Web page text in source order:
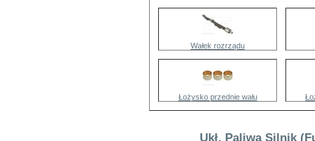
Wałek rozrządu
Łożysko przednie wału
Ukł. Paliwa Silnik